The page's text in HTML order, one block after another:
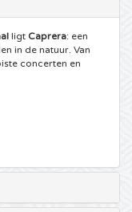
ligt Caprera: een
in de natuur. Van
concerten en